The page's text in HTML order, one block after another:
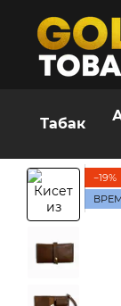
Перейти к
Табак
−19%